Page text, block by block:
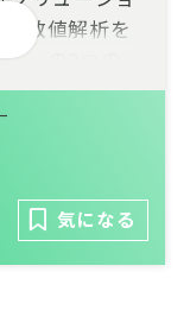
数値解析を
」の2つの
展開を目指
ることでクラ
ます。
気になる